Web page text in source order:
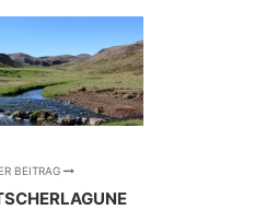
BEITRAG